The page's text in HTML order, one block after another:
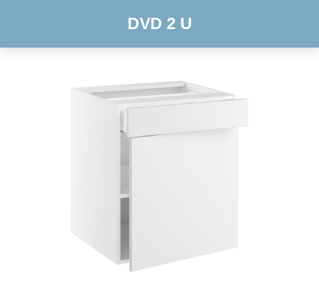
DVD 2 U